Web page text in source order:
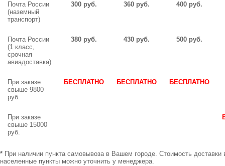
Почта России
(наземный
транспорт)
300 руб. 360 руб. 400 руб.
Почта России
(1 класс,
срочная
авиадоставка)
380 руб. 430 руб. 500 руб.
При заказе
свыше 9800
руб.
БЕСПЛАТНО БЕСПЛАТНО БЕСПЛАТНО
При заказе
свыше 15000
руб.
* При наличии пункта самовывоза в Вашем городе. Стоимость доставки
населенные пункты можно уточнить у менеджера.